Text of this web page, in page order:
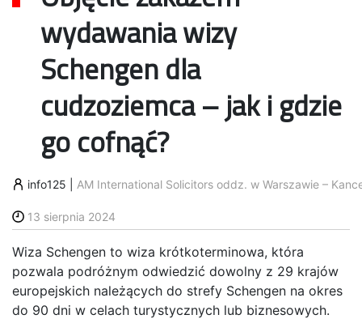
wydawania wizy
Schengen dla
cudzoziemca – jak i gdzie
go cofnąć?
info125 AM International Solicitors oddz. w Warszawie –
13 sierpnia 2024
Wiza Schengen to wiza krótkoterminowa, która
pozwala podróżnym odwiedzić dowolny z 29 krajów
europejskich należących do strefy Schengen na okres
do 90 dni w celach turystycznych lub biznesowych.